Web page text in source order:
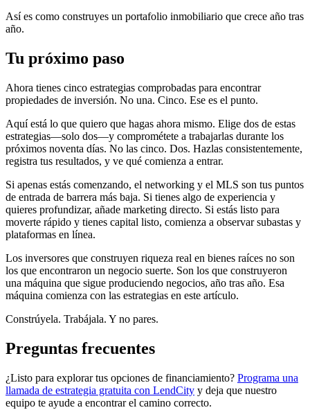
Así es como construyes un portafolio inmobiliario que crece año tras
año.
Tu próximo paso
Ahora tienes cinco estrategias comprobadas para encontrar
propiedades de inversión. No una. Cinco. Ese es el punto.
Aquí está lo que quiero que hagas ahora mismo. Elige dos de estas
estrategias—solo dos—y comprométete a trabajarlas durante los
próximos noventa días. No las cinco. Dos. Hazlas consistentemente,
registra tus resultados, y ve qué comienza a entrar.
Si apenas estás comenzando, el networking y el MLS son tus puntos
de entrada de barrera más baja. Si tienes algo de experiencia y
quieres profundizar, añade marketing directo. Si estás listo para
moverte rápido y tienes capital listo, comienza a observar subastas y
plataformas en línea.
Los inversores que construyen riqueza real en bienes raíces no son
los que encontraron un negocio suerte. Son los que construyeron
una máquina que sigue produciendo negocios, año tras año. Esa
máquina comienza con las estrategias en este artículo.
Constrúyela. Trabájala. Y no pares.
Preguntas frecuentes
¿Listo para explorar tus opciones de financiamiento? Programa una
llamada de estrategia gratuita con LendCity y deja que nuestro
equipo te ayude a encontrar el camino correcto.